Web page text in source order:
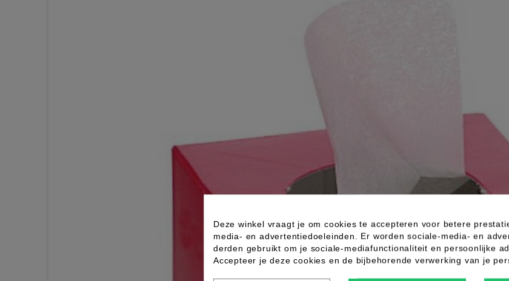
Deze winkel vraagt je om cookies te accepteren voor betere
media- en advertentiedoeleinden. Er worden sociale-media- en
derden gebruikt om je sociale-mediafunctionaliteit en persoonlijke
Accepteer je deze cookies en de bijbehorende verwerking van je